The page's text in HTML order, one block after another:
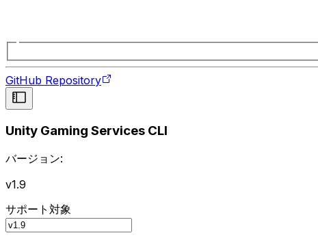
GitHub Repository
Unity Gaming Services CLI
バージョン:
v1.9
サポート対象